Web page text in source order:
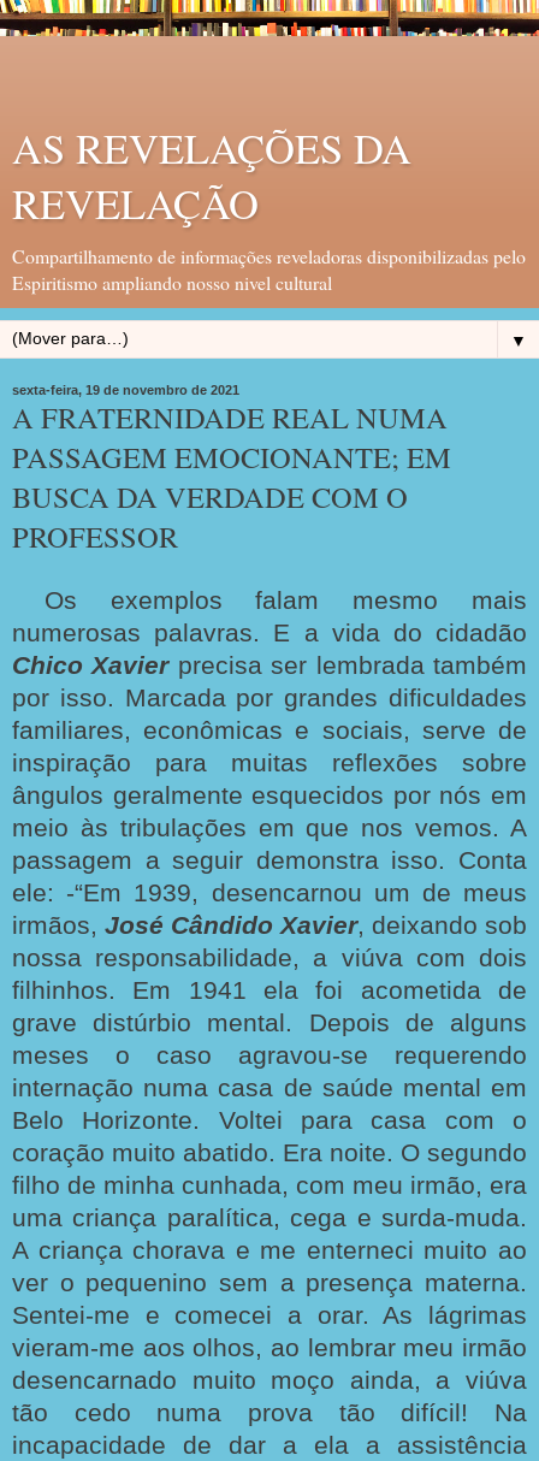
AS REVELAÇÕES DA
REVELAÇÃO
Compartilhamento de informações reveladoras disponibilizadas pelo
Espiritismo ampliando nosso nivel cultural
▼
sexta-feira, 19 de novembro de 2021
A FRATERNIDADE REAL NUMA
PASSAGEM EMOCIONANTE; EM
BUSCA DA VERDADE COM O
PROFESSOR
Os exemplos falam mesmo mais
numerosas palavras. E a vida do cidadão
Chico Xavierprecisa ser lembrada também
por isso. Marcada por grandes dificuldades
familiares, econômicas e sociais, serve de
inspiração para muitas reflexões sobre
ângulos geralmente esquecidos por nós em
meio às tribulações em que nos vemos. A
passagem a seguir demonstra isso. Conta
ele: -“Em 1939, desencarnou um de meus
irmãos, José Cândido Xavier, deixando sob
nossa responsabilidade, a viúva com dois
filhinhos. Em 1941 ela foi acometida de
grave distúrbio mental. Depois de alguns
meses o caso agravou-se requerendo
internação numa casa de saúde mental em
Belo Horizonte. Voltei para casa com o
coração muito abatido. Era noite. O segundo
filho de minha cunhada, com meu irmão, era
uma criança paralítica, cega e surda-muda.
A criança chorava e me enterneci muito ao
ver o pequenino sem a presença materna.
Sentei-me e comecei a orar. As lágrimas
vieram-me aos olhos, ao lembrar meu irmão
desencarnado muito moço ainda, a viúva
tão cedo numa prova tão difícil! Na
incapacidade de dar a ela a assistência